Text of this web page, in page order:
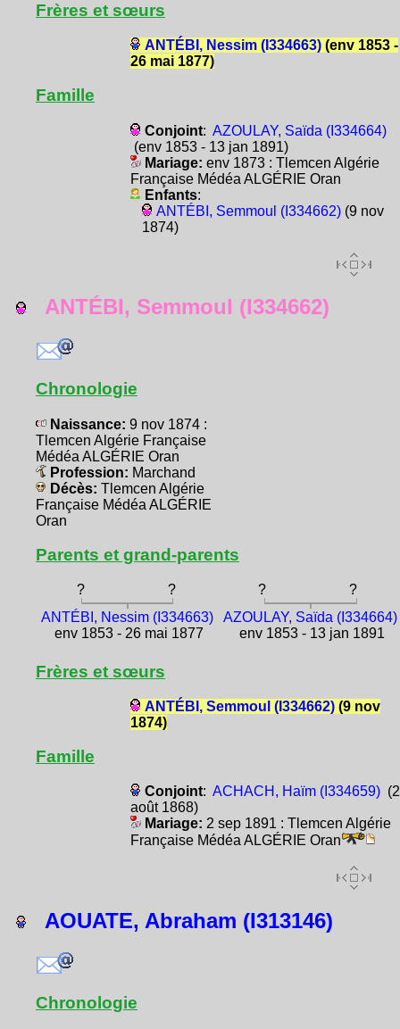
Frères et sœurs
ANTÉBI, Nessim (I334663)(env 1853 -
26 mai 1877)
Famille
Conjoint: AZOULAY, Saïda (I334664)
(env 1853 - 13 jan 1891)
Mariage: env 1873 : Tlemcen Algérie
Française Médéa ALGÉRIE Oran
Enfants:
ANTÉBI, Semmoul (I334662)(9 nov
1874)
ANTÉBI, Semmoul (I334662)
Chronologie
Naissance: 9 nov 1874 :
Tlemcen Algérie Française
Médéa ALGÉRIE Oran
Profession: Marchand
Décès: Tlemcen Algérie
Française Médéa ALGÉRIE
Oran
Parents et grand-parents
? ? ?
?
ANTÉBI, Nessim (I334663)
env 1853 - 26 mai 1877
AZOULAY, Saïda (I334664)
env 1853 - 13 jan 1891
Frères et sœurs
ANTÉBI, Semmoul (I334662)(9 nov
1874)
Famille
Conjoint: ACHACH, Haïm (I334659)
août 1868)
Mariage: 2 sep 1891 : Tlemcen Algérie
Française Médéa ALGÉRIE Oran
AOUATE, Abraham (I313146)
Chronologie